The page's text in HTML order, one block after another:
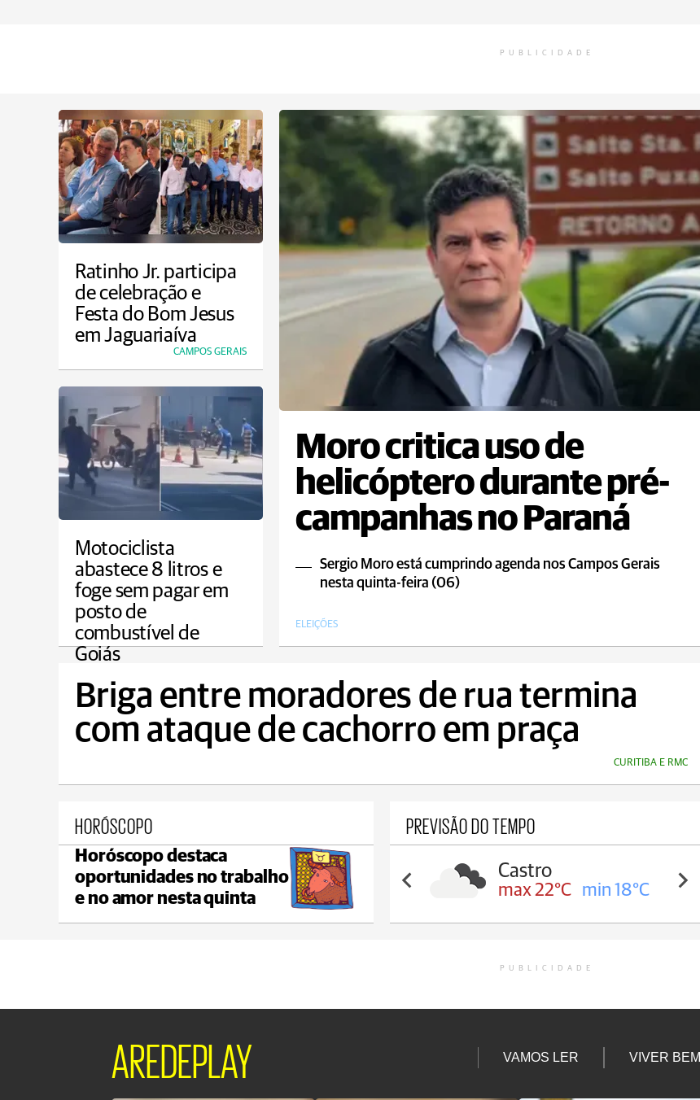
PUBLICIDADE
Ratinho Jr. participa
de celebração e
Festa do Bom Jesus
em Jaguariaíva
CAMPOS GERAIS
Moro critica uso de
helicóptero durante pré-
campanhas no Paraná
Sergio Moro está cumprindo agenda nos Campos Gerais
nesta quinta-feira (06)
ELEIÇÕES
Motociclista
abastece 8 litros e
foge sem pagar em
posto de
combustível de
Goiás
Briga entre moradores de rua termina
com ataque de cachorro em praça
CURITIBA E RMC
HORÓSCOPO
Horóscopo destaca
oportunidades no trabalho
e no amor nesta quinta
PREVISÃO DO TEMPO
Castro
max 22°C min 18°C
Carambeí
max 21°C min 18°C
PUBLICIDADE
AREDEPLAY VAMOS LER VIVER BEM